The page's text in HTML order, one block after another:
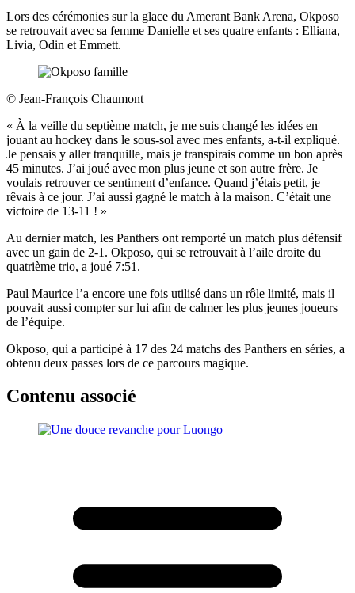
Lors des cérémonies sur la glace du Amerant Bank Arena, Okposo
se retrouvait avec sa femme Danielle et ses quatre enfants : Elliana,
Livia, Odin et Emmett.
© Jean-François Chaumont
« À la veille du septième match, je me suis changé les idées en
jouant au hockey dans le sous-sol avec mes enfants, a-t-il expliqué.
Je pensais y aller tranquille, mais je transpirais comme un bon après
45 minutes. J’ai joué avec mon plus jeune et son autre frère. Je
voulais retrouver ce sentiment d’enfance. Quand j’étais petit, je
rêvais à ce jour. J’ai aussi gagné le match à la maison. C’était une
victoire de 13-11 ! »
Au dernier match, les Panthers ont remporté un match plus défensif
avec un gain de 2-1. Okposo, qui se retrouvait à l’aile droite du
quatrième trio, a joué 7:51.
Paul Maurice l’a encore une fois utilisé dans un rôle limité, mais il
pouvait aussi compter sur lui afin de calmer les plus jeunes joueurs
de l’équipe.
Okposo, qui a participé à 17 des 24 matchs des Panthers en séries, a
obtenu deux passes lors de ce parcours magique.
Contenu associé